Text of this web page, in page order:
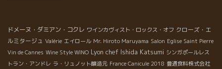
ドメーヌ・ダミアン・コクレ ワインカヴィスト・ロックス・オフ クローズ・エ
ルミタージュ Valérie エイロール Mr. Hiroto Maruyama Salon Eglise Saint Pierre
Vin de Cannes Wine Style WINO Lyon chef Ishida Katsumi シンガポールレス
トラン・アンドレ ラ・リュノット醸造元 France Canicule 2018 豊通食料株式会社